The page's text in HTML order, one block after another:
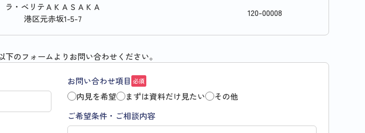
ラ・ベリテＡＫＡＳＡＫＡ
港区元赤坂1-5-7
120-00008
のフォームよりお問い合わせください。
お問い合わせ項目 必須
内見を希望 まずは資料だけ見たい
その他
ご希望条件・ご相談内容